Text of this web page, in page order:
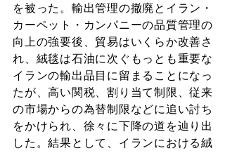
を被った。輸出管理の撤廃とイラン・
カーペット・カンパニーの品質管理の
向上の強要後、貿易はいくらか改善さ
れ、絨毯は石油に次ぐもっとも重要な
イランの輸出品目に留まることになっ
たが、高い関税、割り当て制限、従来
の市場からの為替制限などに追い討ち
をかけられ、徐々に下降の道を辿り出
した。結果として、イランにおける絨